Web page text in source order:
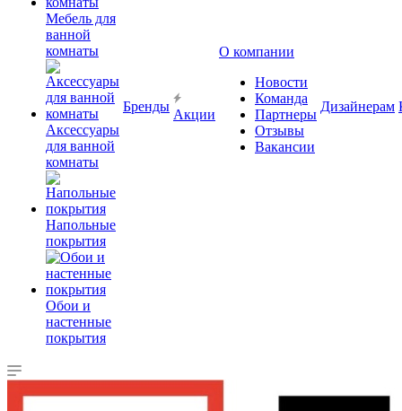
Мебель для
ванной
комнаты
Аксессуары
для ванной
комнаты
Напольные
покрытия
Обои и
настенные
покрытия
Бренды
Акции
О компании
Новости
Команда
Партнеры
Отзывы
Вакансии
Дизайнерам